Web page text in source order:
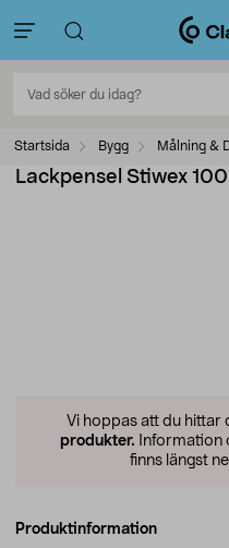
Startsida Bygg Målning &
Lackpensel Stiwex
Vi hoppas att du hittar
produkter. Information
finns längst
Produktinformation